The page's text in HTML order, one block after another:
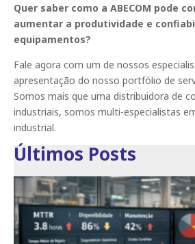
Quer saber como a ABECOM pode
aumentar a produtividade e
equipamentos?
Fale agora com um de nossos
apresentação do nosso portfólio de
Somos mais que uma distribuidora de
industriais, somos multi-especialistas
industrial.
Últimos Posts